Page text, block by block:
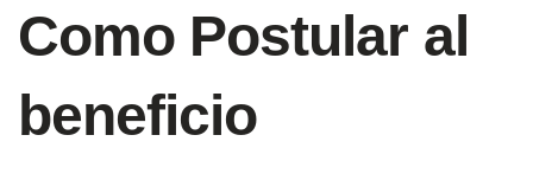
Como Postular al
beneficio